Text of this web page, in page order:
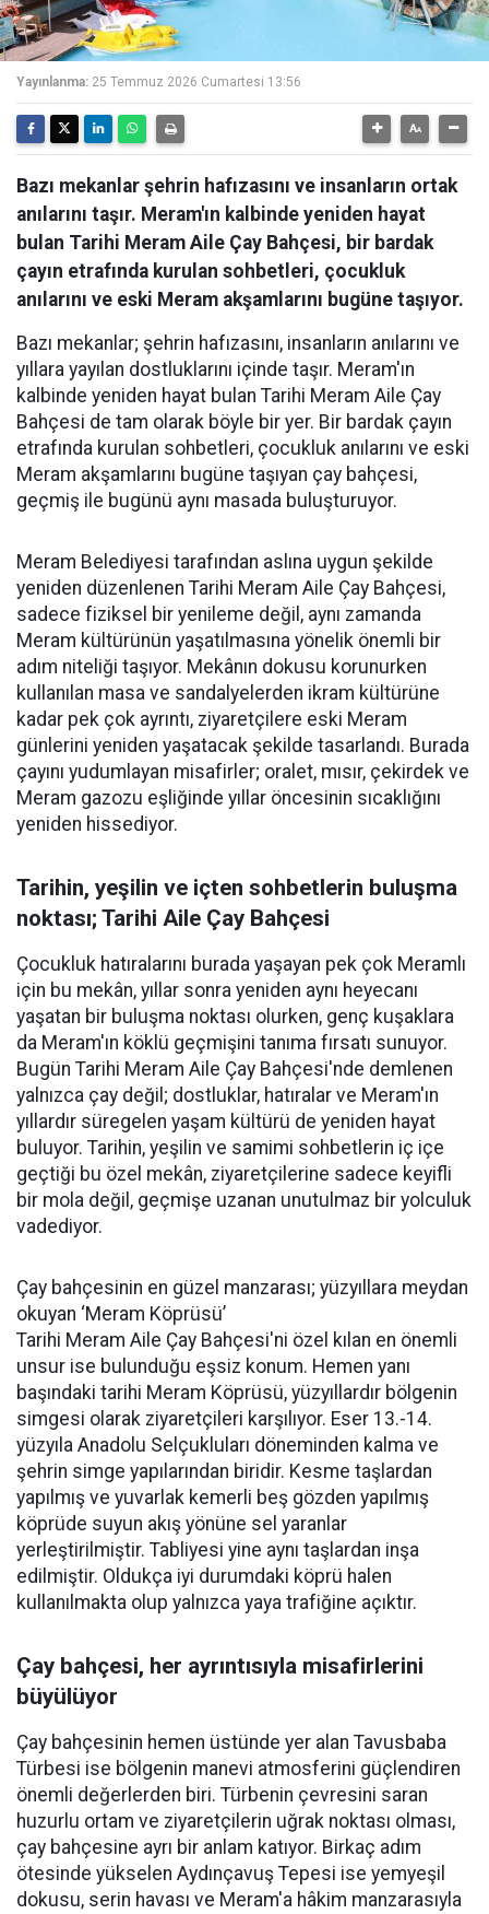
Yayınlanma: 25 Temmuz 2026 Cumartesi 13:56
Bazı mekanlar şehrin hafızasını ve insanların ortak
anılarını taşır. Meram'ın kalbinde yeniden hayat
bulan Tarihi Meram Aile Çay Bahçesi, bir bardak
çayın etrafında kurulan sohbetleri, çocukluk
anılarını ve eski Meram akşamlarını bugüne taşıyor.
Bazı mekanlar; şehrin hafızasını, insanların anılarını ve
yıllara yayılan dostluklarını içinde taşır. Meram'ın
kalbinde yeniden hayat bulan Tarihi Meram Aile Çay
Bahçesi de tam olarak böyle bir yer. Bir bardak çayın
etrafında kurulan sohbetleri, çocukluk anılarını ve eski
Meram akşamlarını bugüne taşıyan çay bahçesi,
geçmiş ile bugünü aynı masada buluşturuyor.
Meram Belediyesi tarafından aslına uygun şekilde
yeniden düzenlenen Tarihi Meram Aile Çay Bahçesi,
sadece fiziksel bir yenileme değil, aynı zamanda
Meram kültürünün yaşatılmasına yönelik önemli bir
adım niteliği taşıyor. Mekânın dokusu korunurken
kullanılan masa ve sandalyelerden ikram kültürüne
kadar pek çok ayrıntı, ziyaretçilere eski Meram
günlerini yeniden yaşatacak şekilde tasarlandı. Burada
çayını yudumlayan misafirler; oralet, mısır, çekirdek ve
Meram gazozu eşliğinde yıllar öncesinin sıcaklığını
yeniden hissediyor.
Tarihin, yeşilin ve içten sohbetlerin buluşma
noktası; Tarihi Aile Çay Bahçesi
Çocukluk hatıralarını burada yaşayan pek çok Meramlı
için bu mekân, yıllar sonra yeniden aynı heyecanı
yaşatan bir buluşma noktası olurken, genç kuşaklara
da Meram'ın köklü geçmişini tanıma fırsatı sunuyor.
Bugün Tarihi Meram Aile Çay Bahçesi'nde demlenen
yalnızca çay değil; dostluklar, hatıralar ve Meram'ın
yıllardır süregelen yaşam kültürü de yeniden hayat
buluyor. Tarihin, yeşilin ve samimi sohbetlerin iç içe
geçtiği bu özel mekân, ziyaretçilerine sadece keyifli
bir mola değil, geçmişe uzanan unutulmaz bir yolculuk
vadediyor.
Çay bahçesinin en güzel manzarası; yüzyıllara meydan
okuyan ‘Meram Köprüsü’
Tarihi Meram Aile Çay Bahçesi'ni özel kılan en önemli
unsur ise bulunduğu eşsiz konum. Hemen yanı
başındaki tarihi Meram Köprüsü, yüzyıllardır bölgenin
simgesi olarak ziyaretçileri karşılıyor. Eser 13.-14.
yüzyıla Anadolu Selçukluları döneminden kalma ve
şehrin simge yapılarından biridir. Kesme taşlardan
yapılmış ve yuvarlak kemerli beş gözden yapılmış
köprüde suyun akış yönüne sel yaranlar
yerleştirilmiştir. Tabliyesi yine aynı taşlardan inşa
edilmiştir. Oldukça iyi durumdaki köprü halen
kullanılmakta olup yalnızca yaya trafiğine açıktır.
Çay bahçesi, her ayrıntısıyla misafirlerini
büyülüyor
Çay bahçesinin hemen üstünde yer alan Tavusbaba
Türbesi ise bölgenin manevi atmosferini güçlendiren
önemli değerlerden biri. Türbenin çevresini saran
huzurlu ortam ve ziyaretçilerin uğrak noktası olması,
çay bahçesine ayrı bir anlam katıyor. Birkaç adım
ötesinde yükselen Aydınçavuş Tepesi ise yemyeşil
dokusu, serin havası ve Meram'a hâkim manzarasıyla